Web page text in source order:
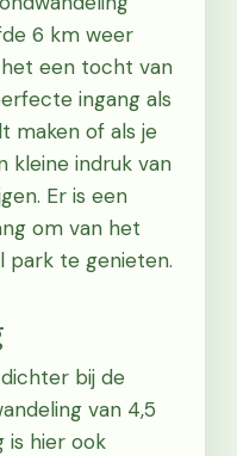
6 km weer
een tocht van
ingang als
maken of als je
kleine indruk van
Er is een
om van het
park te genieten.
bij de
van 4,5
is hier ook